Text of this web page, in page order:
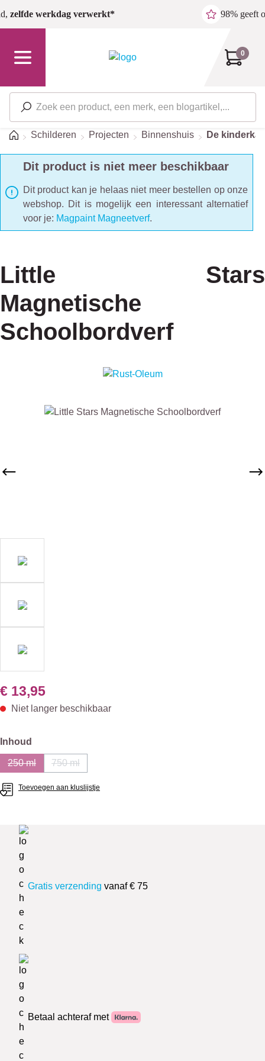
Ga naar de hoofdinhoud
zelfde werkdag verwerkt* 98% geeft
0
HomeSchilderen Projecten Binnenshuis De
Dit product is niet meer beschikbaar
Dit product kan je helaas niet meer bestellen op onze
webshop. Dit is mogelijk een interessant alternatief
voor je: Magpaint Magneetverf.
Little Stars
Magnetische
Schoolbordverf
Afbeeldingengalerij overslaan
€ 13,95
Niet langer beschikbaar
Selecteer
Inhoud
250 ml
(Deze optie is momenteel niet beschikbaar.)
750 ml
(Deze optie is momenteel niet beschikbaar.)
Toevoegen aan kluslijstje
Gratis verzending vanaf € 75
Betaal achteraf met